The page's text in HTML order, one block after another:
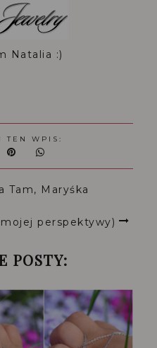
Natalia :)
TEN WPIS:
Tam, Maryśka
perspektywy)
POSTY: